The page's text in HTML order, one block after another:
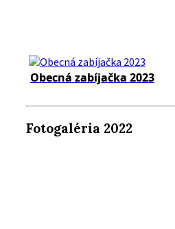
Obecná zabíjačka 2023
Fotogaléria 2022